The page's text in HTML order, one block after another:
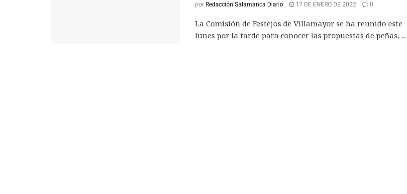
por Redacción Salamanca Diario 17 DE ENERO DE 2022 0
La Comisión de Festejos de Villamayor se ha reunido este
lunes por la tarde para conocer las propuestas de peñas, ...